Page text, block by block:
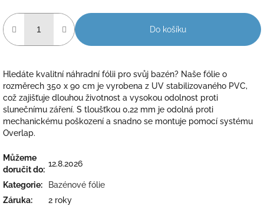
Do košíku
Hledáte kvalitní náhradní fólii pro svůj bazén? Naše fólie o
rozměrech 350 x 90 cm je vyrobena z UV stabilizovaného PVC,
což zajišťuje dlouhou životnost a vysokou odolnost proti
slunečnímu záření. S tloušťkou 0,22 mm je odolná proti
mechanickému poškození a snadno se montuje pomocí systému
Overlap.
Můžeme
doručit do:
12.8.2026
Kategorie:
Bazénové fólie
Záruka:
2 roky